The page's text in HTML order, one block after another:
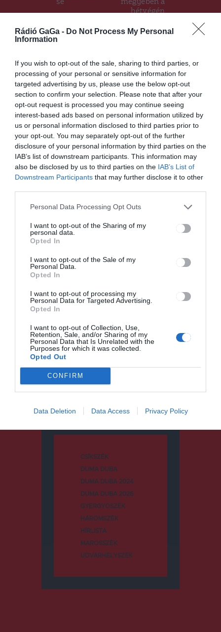
Rádió GaGa - Do Not Process My Personal
Information
If you wish to opt-out of the sale, sharing to third parties, or
processing of your personal or sensitive information for
targeted advertising by us, please use the below opt-out
section to confirm your selection. Please note that after your
opt-out request is processed you may continue seeing
interest-based ads based on personal information utilized by
us or personal information disclosed to third parties prior to
your opt-out. You may separately opt-out of the further
disclosure of your personal information by third parties on the
IAB’s list of downstream participants. This information may
also be disclosed by us to third parties on the IAB’s List of
Downstream Participants that may further disclose it to other
Personal Data Processing Opt Outs
I want to opt-out of the Sharing of my
personal data.
Opted In
I want to opt-out of the Sale of my
Personal Data.
Opted In
I want to opt-out of processing my
Personal Data for Targeted Advertising.
Opted In
I want to opt-out of Collection, Use,
Retention, Sale, and/or Sharing of my
Personal Data that Is Unrelated with the
Purposes for which it was collected.
Opted Out
CONFIRM
Data Deletion Data Access Privacy Policy
se
megyében a
hétvégén
CSÍKSZÉK,HÍRLISTA
Rendhagyó fotókiállítás nyílik
a megyeháza földszinti
kiállítóterében
Őszi vezetéstechnikai tréning
Csíkszeredában
Keresés
Keresés:
Kategóriák
CSÍKSZÉK
DUMA DUBA
DUMA DUBA 2024
DUMA DUBA 2026
GYERGYÓSZÉK
HÁROMSZÉK
HÍRLISTA
MAROSSZÉK
UDVARHELYSZÉK